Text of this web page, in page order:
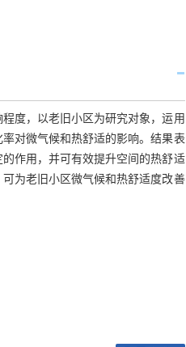
度，以老旧小区为研究对象，运用
率对微气候和热舒适的影响。结果表
作用，并可有效提升空间的热舒适
为老旧小区微气候和热舒适度改善